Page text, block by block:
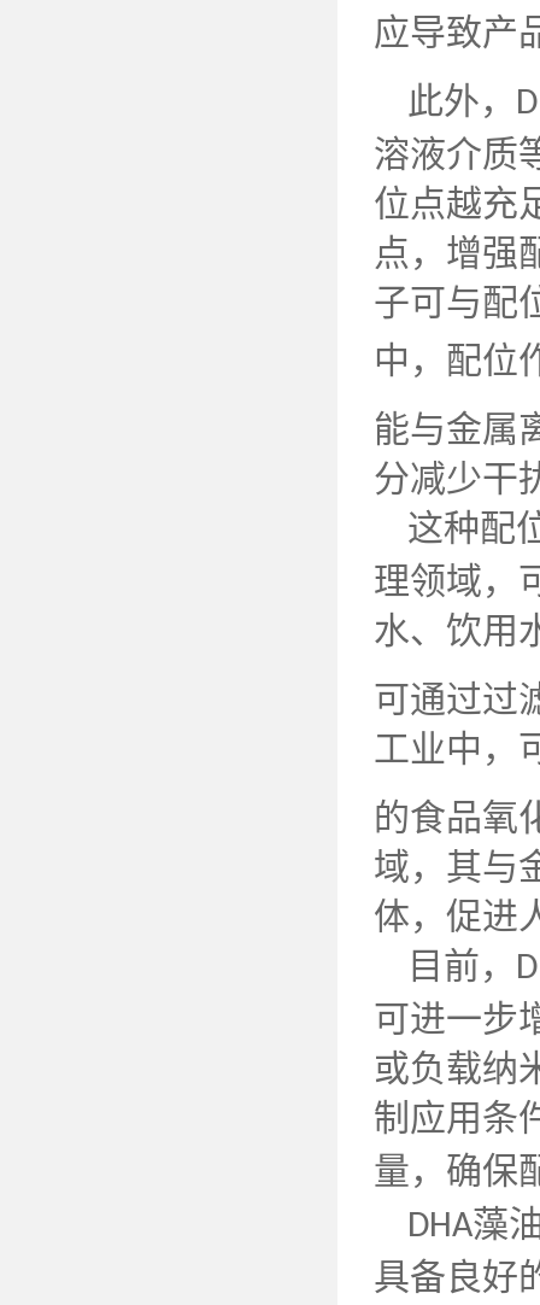
应导致产
此外，
溶液介质
位点越充
点，增强
子可与配
中，配位
能与金属
分减少干
这种配
理领域，
水、饮用
可通过过
工业中，
的食品氧
域，其与
体，促进
目前，
可进一步
或负载纳
制应用条
量，确保
DHA藻
具备良好